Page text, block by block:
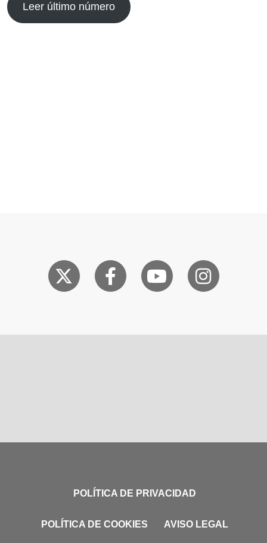
Leer último número
POLÍTICA DE PRIVACIDAD
POLÍTICA DE COOKIES AVISO LEGAL